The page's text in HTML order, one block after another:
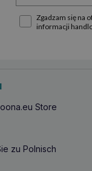
Zgadzam się na
informacji
Store
zu Polnisch